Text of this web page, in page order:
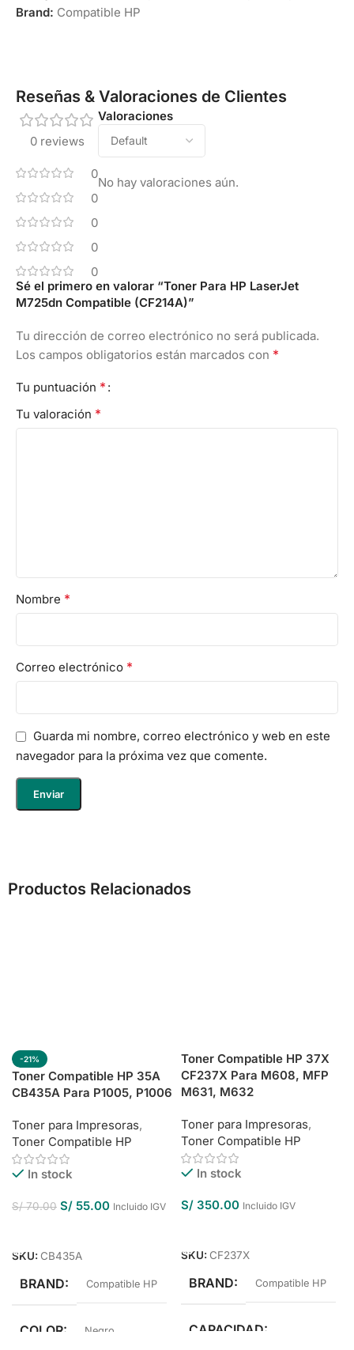
Brand: Compatible HP
Reseñas & Valoraciones de Clientes
0 reviews
0
0
0
0
0
Valoraciones
No hay valoraciones aún.
Sé el primero en valorar “Toner Para HP LaserJet
M725dn Compatible (CF214A)”
Tu dirección de correo electrónico no será publicada.
Los campos obligatorios están marcados con *
Tu puntuación *
Tu valoración *
Nombre *
Correo electrónico *
Guarda mi nombre, correo electrónico y web en este
navegador para la próxima vez que comente.
Productos Relacionados
-21%
Toner Compatible HP 35A
CB435A Para P1005, P1006
Toner para Impresoras,
Toner Compatible HP
In stock
S/70.00 S/ 55.00 Incluido IGV
SKU: CB435A
BRAND Compatible HP
COLOR Negro
Toner Compatible HP 37X
CF237X Para M608, MFP
M631, M632
Toner para Impresoras,
Toner Compatible HP
In stock
S/ 350.00 Incluido IGV
SKU: CF237X
BRAND Compatible HP
CAPACIDAD